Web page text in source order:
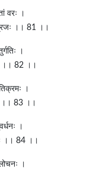
वरः ।
।। 81 ।।
।
।। 82 ।।
।
।। 83 ।।
।
।। 84 ।।
।